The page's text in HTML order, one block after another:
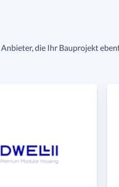
die Ihr Bauprojekt